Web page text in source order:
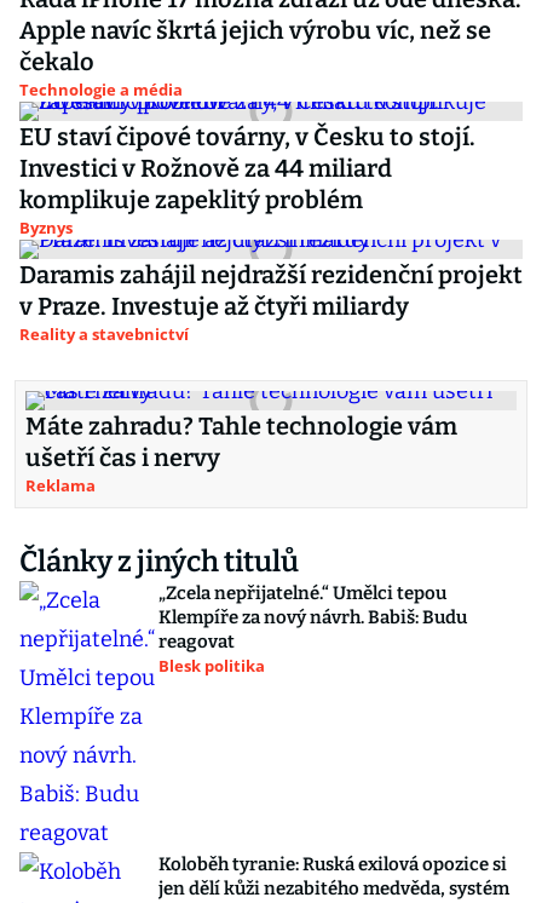
Apple navíc škrtá jejich výrobu víc, než se
čekalo
Technologie a média
EU staví čipové továrny, v Česku to stojí.
Investici v Rožnově za 44 miliard
komplikuje zapeklitý problém
Byznys
Daramis zahájil nejdražší rezidenční projekt
v Praze. Investuje až čtyři miliardy
Reality a stavebnictví
Máte zahradu? Tahle technologie vám
ušetří čas i nervy
Reklama
Články z jiných titulů
„Zcela nepřijatelné.“ Umělci tepou
Klempíře za nový návrh. Babiš: Budu
reagovat
Blesk politika
Koloběh tyranie: Ruská exilová opozice si
jen dělí kůži nezabitého medvěda, systém